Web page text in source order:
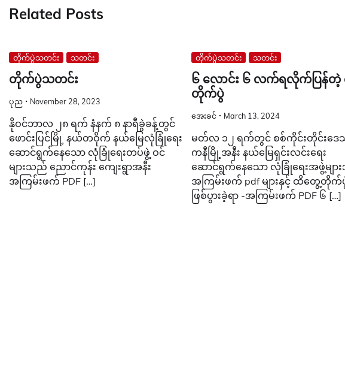
Related Posts
တိုက်ပွဲသတင်း သတင်း
တိုက်ပွဲသတင်း
ပုည November 28, 2023
နိုဝင်ဘာလ ၂၈ ရက် နံနက် ၈ နာရီခွဲခန့်တွင်
ဖောင်းပြင်မြို့ နယ်တဝိုက် နယ်မြေလုံခြုံရေး
ဆောင်ရွက်နေသော လုံခြုံရေးတပ်ဖွဲ့ ဝင်
များသည် ညောင်ကုန်း ကျေးရွာအနီး
အကြမ်းဖက် PDF […]
တိုက်ပွဲသတင်း သတင်း
၆ လောင်း ၆ လက်ရလိုက်ပြန်တဲ့
တိုက်ပွဲ
အေးခင် March 13, 2024
မတ်လ ၁၂ ရက်တွင် စစ်ကိုင်းတိုင်းဒေ
ကနီမြို့အနီး နယ်မြေရှင်းလင်းရေး
ဆောင်ရွက်နေသော လုံခြုံရေးအဖွဲ့မျ
အကြမ်းဖက် pdf များနှင့် ထိတွေ့တိုက်
ဖြစ်ပွားခဲ့ရာ -အကြမ်းဖက် PDF ၆ […]